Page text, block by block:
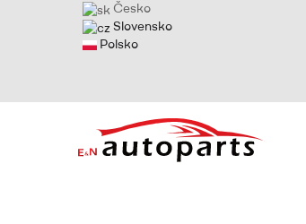
Česko
Slovensko
Polsko